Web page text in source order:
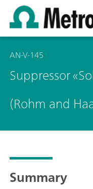
AN-V-145
Suppressor
(Rohm and
Summary